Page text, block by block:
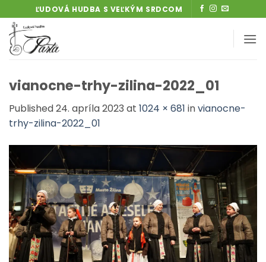
to
content
ĽUDOVÁ HUDBA S VEĽKÝM SRDCOM
vianocne-trhy-zilina-2022_01
Published24. apríla 2023 at 1024 × 681 invianocne-
trhy-zilina-2022_01